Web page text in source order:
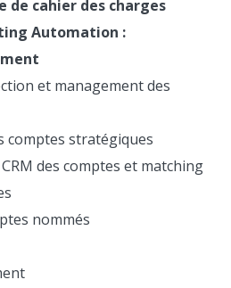
de cahier des charges
Automation :
et management des
comptes stratégiques
des comptes et matching
nommés